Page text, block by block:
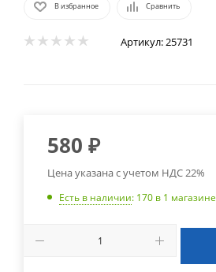
В избранное Сравнить
Артикул:25731
580 ₽
Цена указана с учетом НДС 22%
Есть в наличии: 170 в 1 магазине